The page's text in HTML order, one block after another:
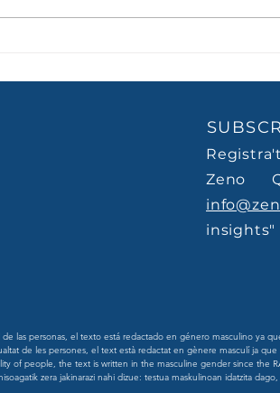
las personas, el texto está redactado en género masculino ya
de les persones, el text està redactat en gènere masculí ja
of people, the text is written in the masculine gender since the
zera jakinarazi nahi dizue: testua maskulinoan idatzita
Zeno
insights"